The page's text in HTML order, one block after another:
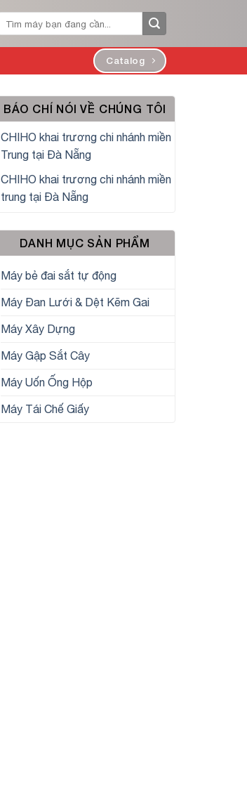
Catalog
BÁO CHÍ NÓI VỀ CHÚNG TÔI
CHIHO khai trương chi nhánh miền
Trung tại Đà Nẵng
CHIHO khai trương chi nhánh miền
trung tại Đà Nẵng
DANH MỤC SẢN PHẨM
Máy bẻ đai sắt tự động
Máy Đan Lưới & Dệt Kẽm Gai
Máy Xây Dựng
Máy Gập Sắt Cây
Máy Uốn Ống Hộp
Máy Tái Chế Giấy